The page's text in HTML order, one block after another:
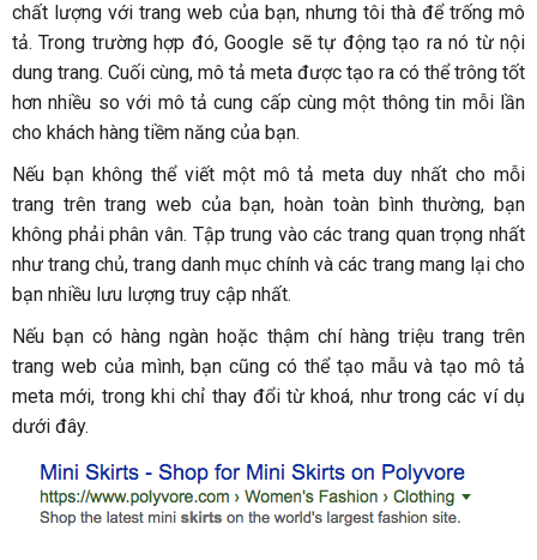
chất lượng với trang web của bạn, nhưng tôi thà để trống mô
tả. Trong trường hợp đó, Google sẽ tự động tạo ra nó từ nội
dung trang. Cuối cùng, mô tả meta được tạo ra có thể trông tốt
hơn nhiều so với mô tả cung cấp cùng một thông tin mỗi lần
cho khách hàng tiềm năng của bạn.
Nếu bạn không thể viết một mô tả meta duy nhất cho mỗi
trang trên trang web của bạn, hoàn toàn bình thường, bạn
không phải phân vân. Tập trung vào các trang quan trọng nhất
như trang chủ, trang danh mục chính và các trang mang lại cho
bạn nhiều lưu lượng truy cập nhất.
Nếu bạn có hàng ngàn hoặc thậm chí hàng triệu trang trên
trang web của mình, bạn cũng có thể tạo mẫu và tạo mô tả
meta mới, trong khi chỉ thay đổi từ khoá, như trong các ví dụ
dưới đây.